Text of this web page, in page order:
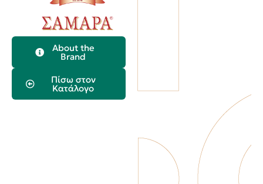
About the
Brand
Πίσω στον
Κατάλογο